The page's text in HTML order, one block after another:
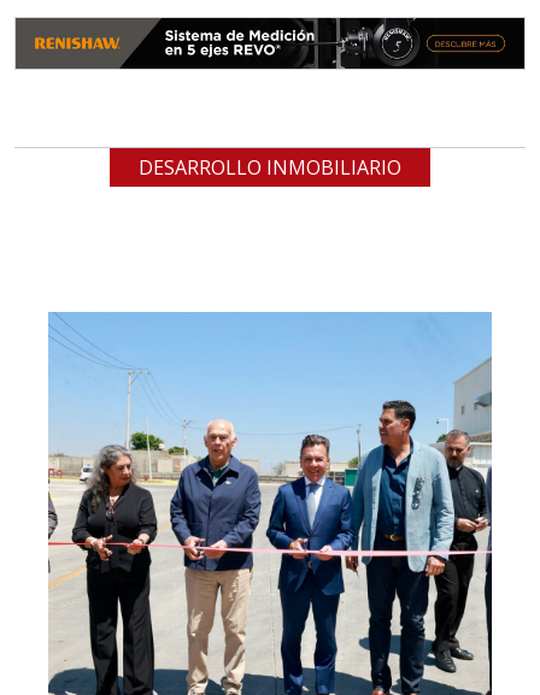
DESARROLLO INMOBILIARIO